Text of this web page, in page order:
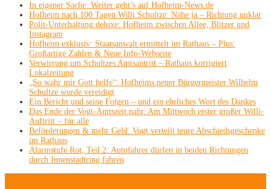
In eigener Sache: Weiter geht’s auf Hofheim-News.de
Hofheim nach 100 Tagen Willi Schultze: Nähe ja – Richtung unklar
Polit-Unterhaltung deluxe: Hofheim zwischen Allee, Blitzer und
Instagram
Hofheim exklusiv: Staatsanwalt ermittelt im Rathaus – Plus:
Großartige Zahlen & Neue Info-Webseite
Verwirrung um Schultzes Amtsantritt – Rathaus korrigiert
Lokalzeitung
„So wahr mir Gott helfe“: Hofheims neuer Bürgermeister Wilhelm
Schultze wurde vereidigt
Ein Bericht und seine Folgen – und ein ehrliches Wort des Dankes
Das Ende der Vogt-Amtszeit naht: Am Mittwoch erster großer Willi-
Auftritt – für alle
Beförderungen & mehr Geld: Vogt verteilt teure Abschiedsgeschenke
im Rathaus
Alarmstufe Rot, Teil 2: Autofahrer dürfen in beiden Richtungen
durch Innenstadtring fahren